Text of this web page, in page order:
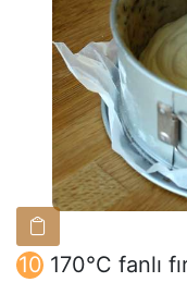
170°C fanlı